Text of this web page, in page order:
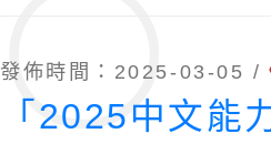
發佈時間：2025-03-05 /
「2025中文能